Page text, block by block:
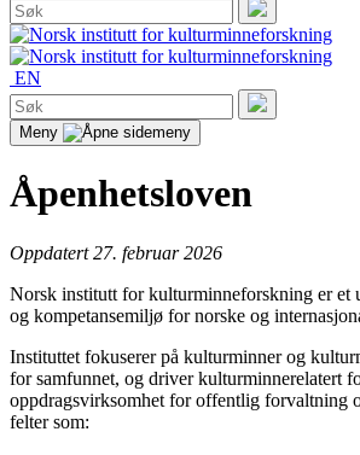
etter:
Søk
EN
Søk
etter:
Søk
Meny
Åpenhetsloven
Oppdatert 27. februar 2026
Norsk institutt for kulturminneforskning er et
og kompetansemiljø for norske og
Instituttet fokuserer på kulturminner og
for samfunnet, og driver kulturminnerelatert
oppdragsvirksomhet for offentlig forvaltning
felter som: